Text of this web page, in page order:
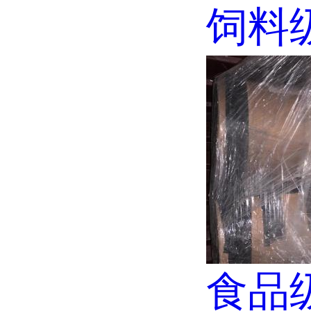
饲料
食品